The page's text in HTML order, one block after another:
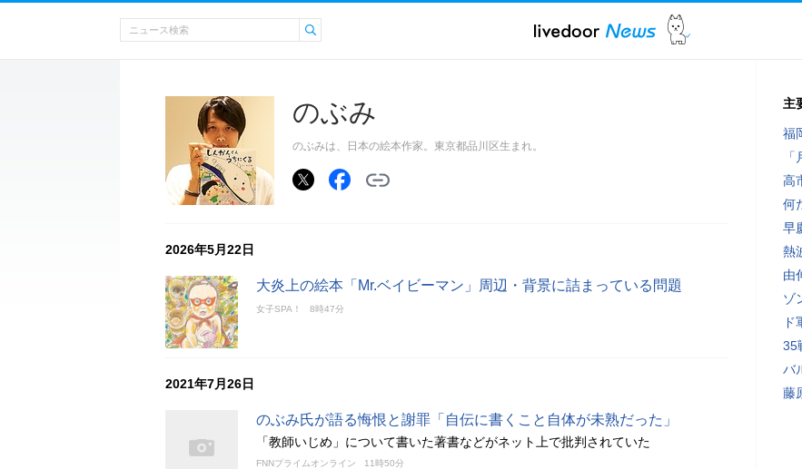
のぶみ
のぶみは、日本の絵本作家。東京都品川区生まれ。
2026年5月22日
大炎上の絵本「Mr.ベイビーマン」周辺・背景に詰まっている問題
女子SPA！ 8時47分
2021年7月26日
のぶみ氏が語る悔恨と謝罪「自伝に書くこと自体が未熟だった」
「教師いじめ」について書いた著書などがネット上で批判されていた
FNNプライムオンライン 11時50分
主
福
高
何
早
熱
由
ゾ
35
バ
藤